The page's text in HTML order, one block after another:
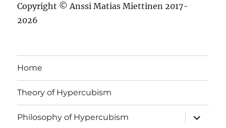
Copyright © Anssi Matias Miettinen 2017-
2026
Home
Theory of Hypercubism
Philosophy of Hypercubism
näytä